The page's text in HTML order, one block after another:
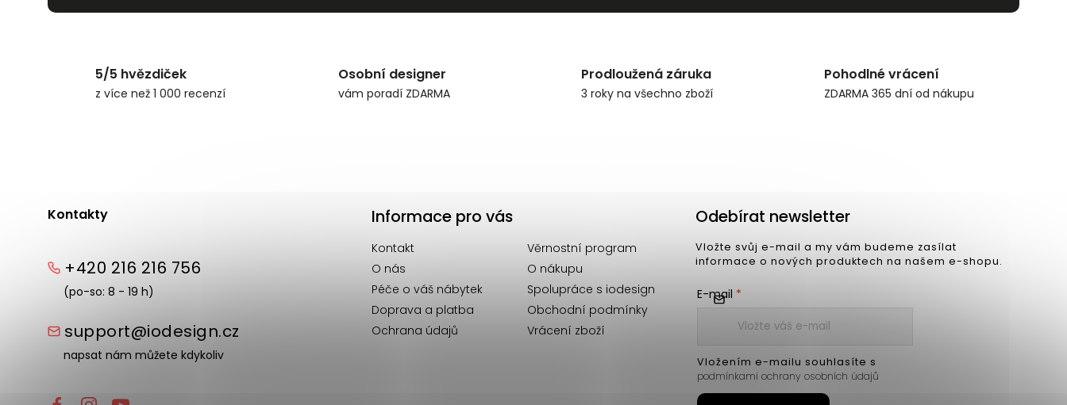
5/5 hvězdiček
z více než 1 000 recenzí
Osobní designer
vám poradí ZDARMA
Prodloužená záruka
3 roky na všechno zboží
Pohodlné vrácení
ZDARMA 365 dní od nákupu
Kontakty
+420 216 216 756
(po-so: 8 - 19 h)
support@iodesign.cz
napsat nám můžete kdykoliv
Informace pro vás
Kontakt
Věrnostní program
O nás
O nákupu
Péče o váš nábytek
Spolupráce s iodesign
Doprava a platba
Obchodní podmínky
Ochrana údajů
Vrácení zboží
Odebírat newsletter
Vložte svůj e-mail a my vám budeme zasílat
informace o nových produktech na našem e-shopu.
E-mail
Vložením e-mailu souhlasíte s
podmínkami ochrany osobních údajů